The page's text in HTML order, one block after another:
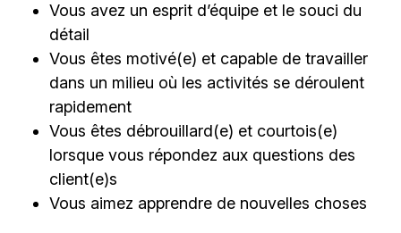
Vous avez un esprit d’équipe et le souci du
détail
Vous êtes motivé(e) et capable de travailler
dans un milieu où les activités se déroulent
rapidement
Vous êtes débrouillard(e) et courtois(e)
lorsque vous répondez aux questions des
client(e)s
Vous aimez apprendre de nouvelles choses